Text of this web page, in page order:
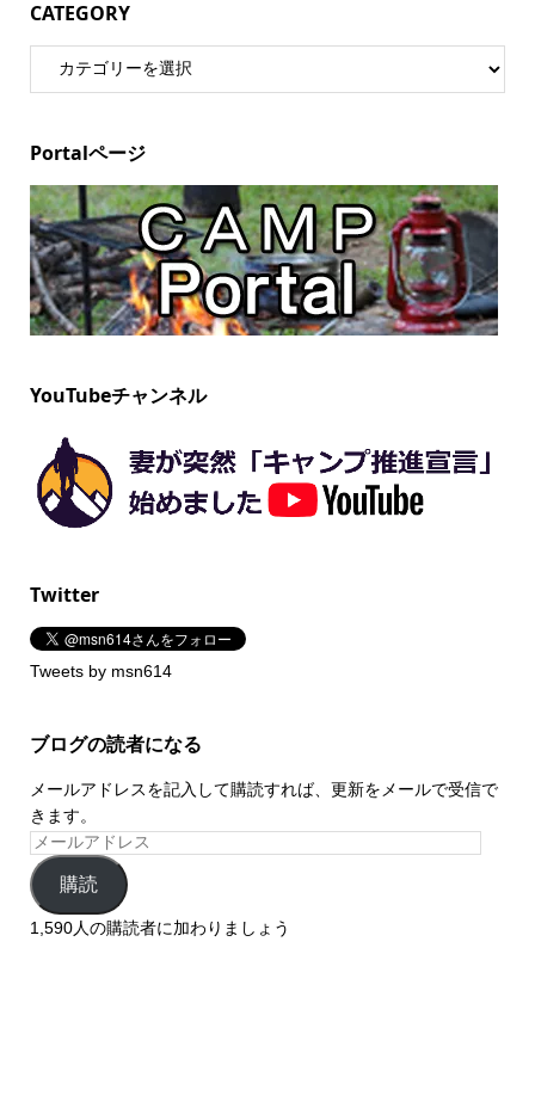
CATEGORY
Portalページ
YouTubeチャンネル
Twitter
Tweets by msn614
ブログの読者になる
メールアドレスを記入して購読すれば、更新をメールで受信で
きます。
購読
1,590人の購読者に加わりましょう